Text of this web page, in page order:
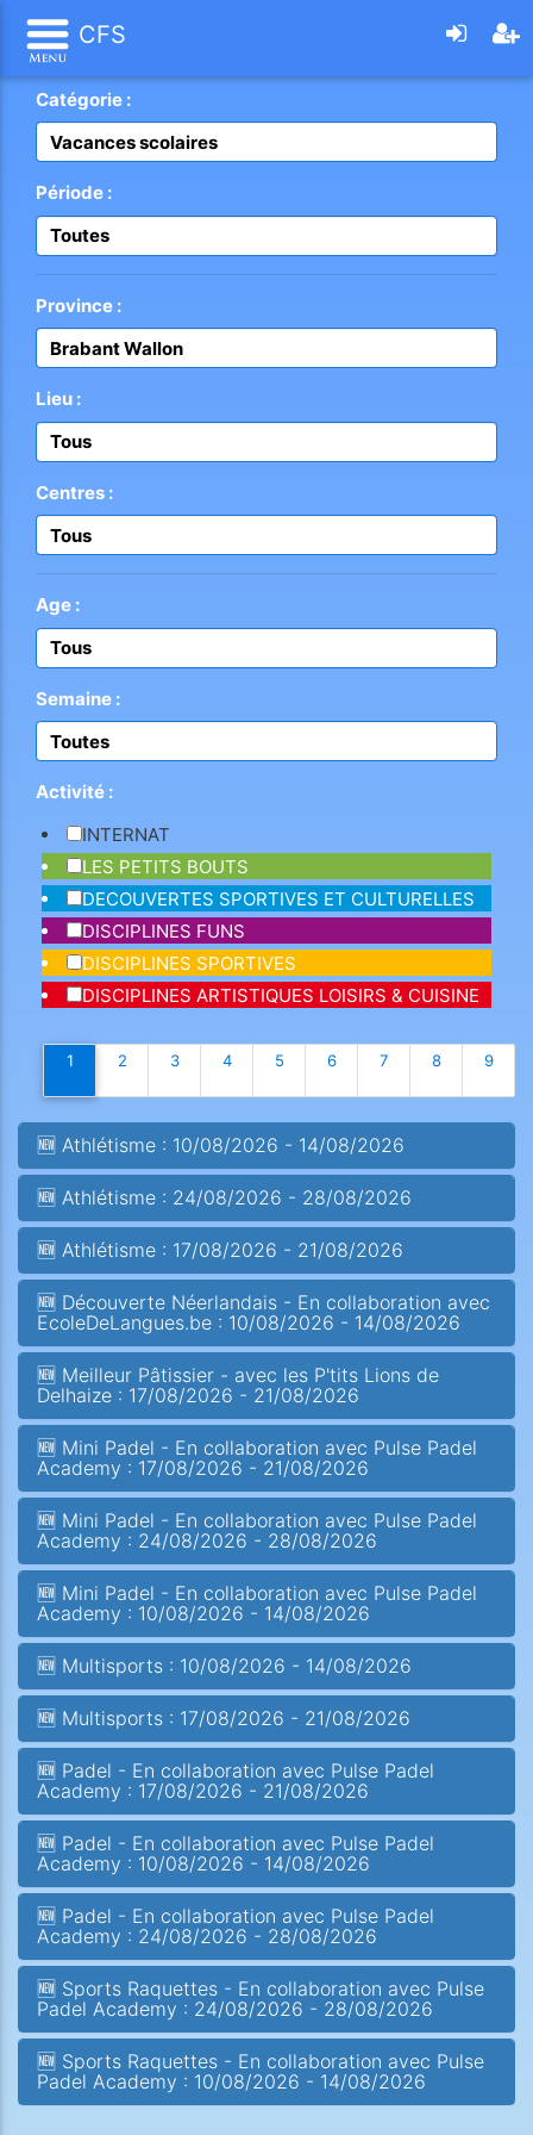
CFS
Catégorie :
Vacances scolaires
Période :
Toutes
Province :
Brabant Wallon
Lieu :
Tous
Centres :
Tous
Age :
Tous
Semaine :
Toutes
Activité :
INTERNAT
LES PETITS BOUTS
DECOUVERTES SPORTIVES ET CULTURELLES
DISCIPLINES FUNS
DISCIPLINES SPORTIVES
DISCIPLINES ARTISTIQUES LOISIRS & CUISINE
1 2 3 4 5 6 7 8 9
🆕 Athlétisme : 10/08/2026 - 14/08/2026
🆕 Athlétisme : 24/08/2026 - 28/08/2026
🆕 Athlétisme : 17/08/2026 - 21/08/2026
🆕 Découverte Néerlandais - En collaboration avec
EcoleDeLangues.be : 10/08/2026 - 14/08/2026
🆕 Meilleur Pâtissier - avec les P'tits Lions de
Delhaize : 17/08/2026 - 21/08/2026
🆕 Mini Padel - En collaboration avec Pulse Padel
Academy : 17/08/2026 - 21/08/2026
🆕 Mini Padel - En collaboration avec Pulse Padel
Academy : 24/08/2026 - 28/08/2026
🆕 Mini Padel - En collaboration avec Pulse Padel
Academy : 10/08/2026 - 14/08/2026
🆕 Multisports : 10/08/2026 - 14/08/2026
🆕 Multisports : 17/08/2026 - 21/08/2026
🆕 Padel - En collaboration avec Pulse Padel
Academy : 17/08/2026 - 21/08/2026
🆕 Padel - En collaboration avec Pulse Padel
Academy : 10/08/2026 - 14/08/2026
🆕 Padel - En collaboration avec Pulse Padel
Academy : 24/08/2026 - 28/08/2026
🆕 Sports Raquettes - En collaboration avec Pulse
Padel Academy : 24/08/2026 - 28/08/2026
🆕 Sports Raquettes - En collaboration avec Pulse
Padel Academy : 10/08/2026 - 14/08/2026